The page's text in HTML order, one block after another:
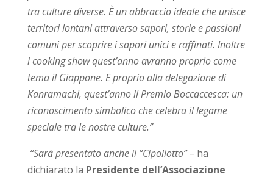
tra culture diverse. È un abbraccio ideale che unisce
territori lontani attraverso sapori, storie e passioni
comuni per scoprire i sapori unici e raffinati. Inoltre
i cooking show quest’anno avranno proprio come
tema il Giappone. E proprio alla delegazione di
Kanramachi, quest’anno il Premio Boccaccesca: un
riconoscimento simbolico che celebra il legame
speciale tra le nostre culture.”
“Sarà presentato anche il “Cipollotto” – ha
dichiarato la Presidente dell’Associazione